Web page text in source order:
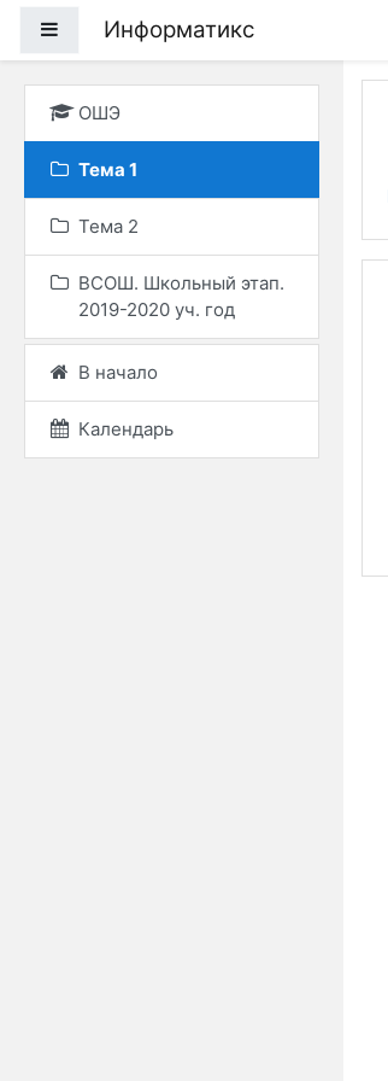
Боковая панель
Информатикс
ОШЭ
Тема 1
Тема 2
ВСОШ. Школьный этап.
2019-2020 уч. год
В начало
Календарь